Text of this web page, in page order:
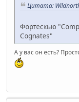
Цитата:
Фортескью
Cognates"
А у вас он есть?